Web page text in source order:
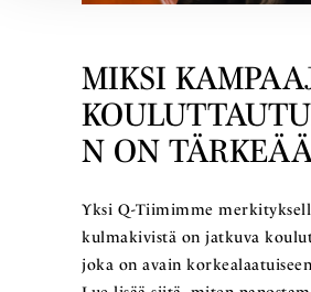
MIKSI
N ON
Yksi Q-Tiimimme
kulmakivistä on jatkuva
joka on avain